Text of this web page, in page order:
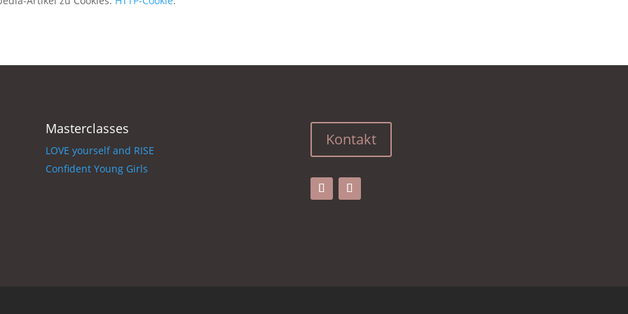
Masterclasses
LOVE yourself and RISE
Confident Young Girls
Kontakt